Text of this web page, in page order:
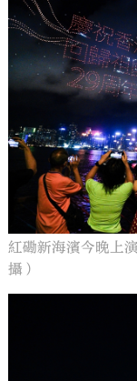
紅磡新海濱今晚上
攝）